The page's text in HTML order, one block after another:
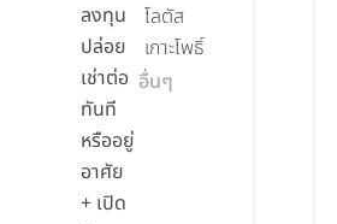
ลงทุน
ปล่อย
เช่าต่อ
ทันที
หรืออยู่
อาศัย
+ เปิด
โลตัส
เกาะโพธิ์
อื่นๆ